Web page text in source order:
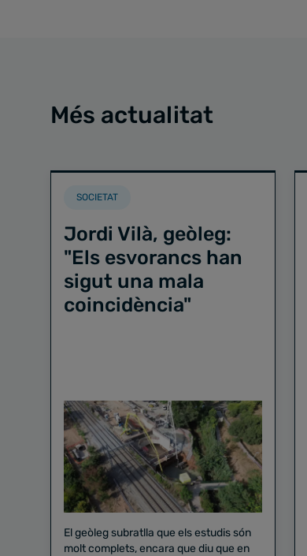
Més actualitat
SOCIETAT
Jordi Vilà, geòleg:
"Els esvorancs han
sigut una mala
coincidència"
El geòleg subratlla que els estudis són
molt complets, encara que diu que en